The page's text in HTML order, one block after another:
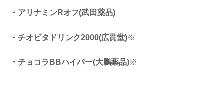
・アリナミンRオフ(武田薬品)
・チオビタドリンク2000(広貫堂)※
・チョコラBBハイパー(大鵬薬品)※